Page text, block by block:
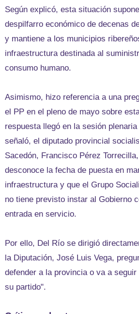
Según explicó, esta situación
despilfarro económico de decenas
y mantiene a los municipios
infraestructura destinada al
consumo humano.
Asimismo, hizo referencia a una
el PP en el pleno de mayo sobre
respuesta llegó en la sesión
señaló, el diputado provincial
Sacedón, Francisco Pérez
desconoce la fecha de puesta en
infraestructura y que el Grupo
no tiene previsto instar al Gobierno
entrada en servicio.
Por ello, Del Río se dirigió
la Diputación, José Luis Vega,
defender a la provincia o va a seguir
su partido".